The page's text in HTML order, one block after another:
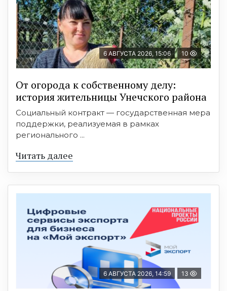
6 АВГУСТА 2026, 15:06 10
От огорода к собственному делу:
история жительницы Унечского района
Социальный контракт — государственная мера
поддержки, реализуемая в рамках
регионального ...
Читать далее
6 АВГУСТА 2026, 14:59 13